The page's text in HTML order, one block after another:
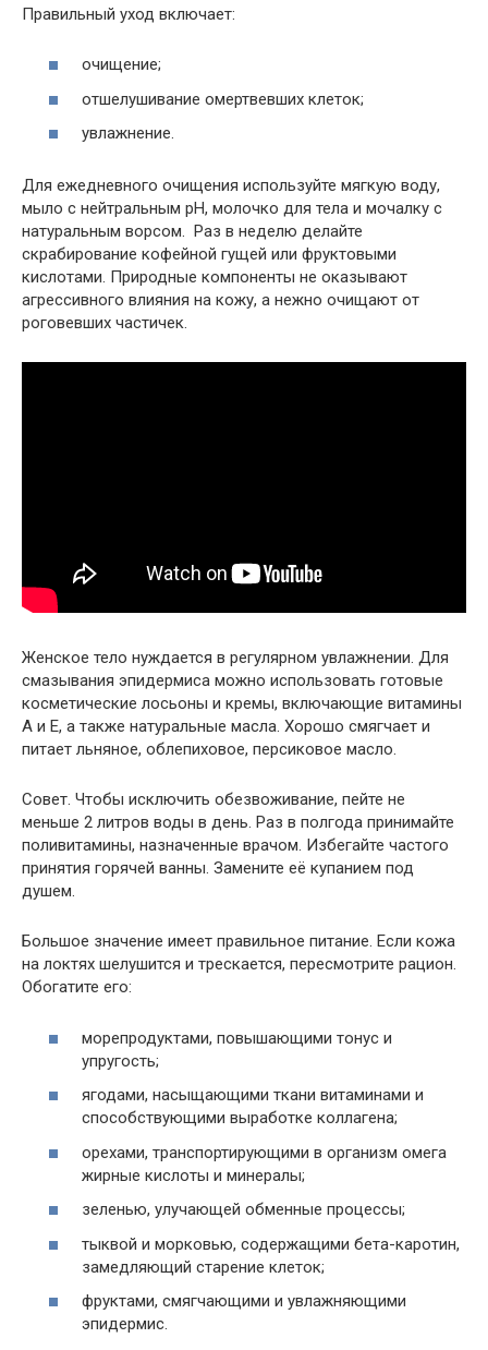
Правильный уход включает:
очищение;
отшелушивание омертвевших клеток;
увлажнение.
Для ежедневного очищения используйте мягкую воду,
мыло с нейтральным pH, молочко для тела и мочалку с
натуральным ворсом. Раз в неделю делайте
скрабирование кофейной гущей или фруктовыми
кислотами. Природные компоненты не оказывают
агрессивного влияния на кожу, а нежно очищают от
роговевших частичек.
Женское тело нуждается в регулярном увлажнении. Для
смазывания эпидермиса можно использовать готовые
косметические лосьоны и кремы, включающие витамины
А и Е, а также натуральные масла. Хорошо смягчает и
питает льняное, облепиховое, персиковое масло.
Совет. Чтобы исключить обезвоживание, пейте не
меньше 2 литров воды в день. Раз в полгода принимайте
поливитамины, назначенные врачом. Избегайте частого
принятия горячей ванны. Замените её купанием под
душем.
Большое значение имеет правильное питание. Если кожа
на локтях шелушится и трескается, пересмотрите рацион.
Обогатите его:
морепродуктами, повышающими тонус и
упругость;
ягодами, насыщающими ткани витаминами и
способствующими выработке коллагена;
орехами, транспортирующими в организм омега
жирные кислоты и минералы;
зеленью, улучающей обменные процессы;
тыквой и морковью, содержащими бета-каротин,
замедляющий старение клеток;
фруктами, смягчающими и увлажняющими
эпидермис.